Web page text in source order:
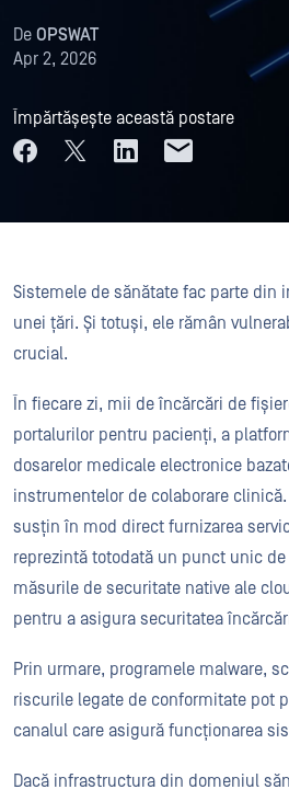
De OPSWAT
Apr 2, 2026
Împărtășește această postare
Sistemele de sănătate fac parte din
unei țări. Și totuși, ele rămân
crucial.
În fiecare zi, mii de încărcări de
portalurilor pentru pacienți, a
dosarelor medicale electronice
instrumentelor de colaborare
susțin în mod direct furnizarea
reprezintă totodată un punct unic
măsurile de securitate native ale
pentru a asigura securitatea
Prin urmare, programele malware,
riscurile legate de conformitate pot
canalul care asigură funcționarea
Dacă infrastructura din domeniul